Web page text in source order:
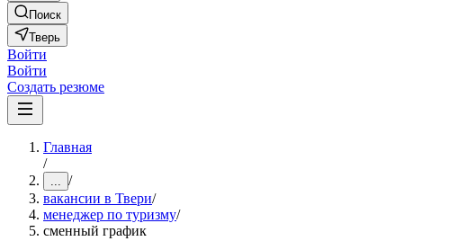
Поиск
Тверь
Войти
Войти
Создать резюме
Главная
/
... /
вакансии в Твери/
менеджер по туризму/
сменный график